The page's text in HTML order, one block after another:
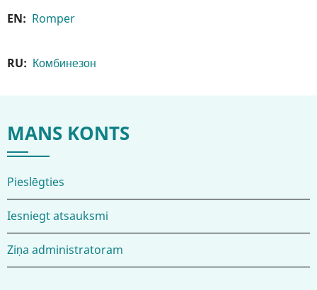
EN Romper
RU Комбинезон
MANS KONTS
Pieslēgties
Iesniegt atsauksmi
Ziņa administratoram